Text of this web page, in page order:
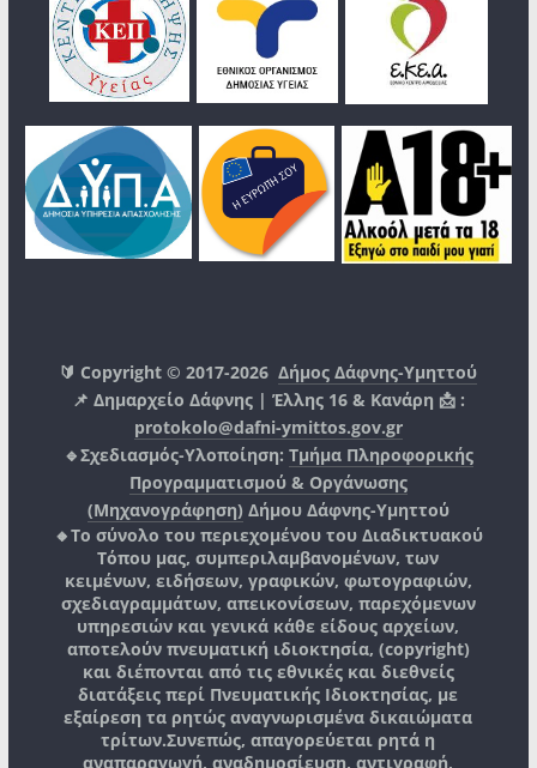
🔰 Copyright © 2017-2026Δήμος Δάφνης-Υμηττού
📌 Δημαρχείο Δάφνης | Έλλης 16 & Κανάρη 📩 :
protokolo@dafni-ymittos.gov.gr
🔹Σχεδιασμός-Υλοποίηση: Τμήμα Πληροφορικής
Προγραμματισμού & Οργάνωσης
(Μηχανογράφηση) Δήμου Δάφνης-Υμηττού
🔸Το σύνολο του περιεχομένου του Διαδικτυακού
Τόπου μας, συμπεριλαμβανομένων, των
κειμένων, ειδήσεων, γραφικών, φωτογραφιών,
σχεδιαγραμμάτων, απεικονίσεων, παρεχόμενων
υπηρεσιών και γενικά κάθε είδους αρχείων,
αποτελούν πνευματική ιδιοκτησία, (copyright)
και διέπονται από τις εθνικές και διεθνείς
διατάξεις περί Πνευματικής Ιδιοκτησίας, με
εξαίρεση τα ρητώς αναγνωρισμένα δικαιώματα
τρίτων.Συνεπώς, απαγορεύεται ρητά η
αναπαραγωγή, αναδημοσίευση, αντιγραφή,